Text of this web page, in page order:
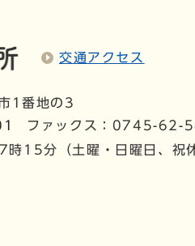
交通アクセス
1番地の3
ファックス：0745-62-
15分（土曜・日曜日、祝